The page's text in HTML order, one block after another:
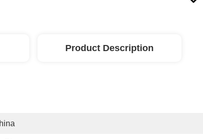
Product Description